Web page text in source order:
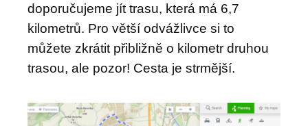
doporučujeme jít trasu, která má 6,7
kilometrů. Pro větší odvážlivce si to
můžete zkrátit přibližně o kilometr druhou
trasou, ale pozor! Cesta je strmější.